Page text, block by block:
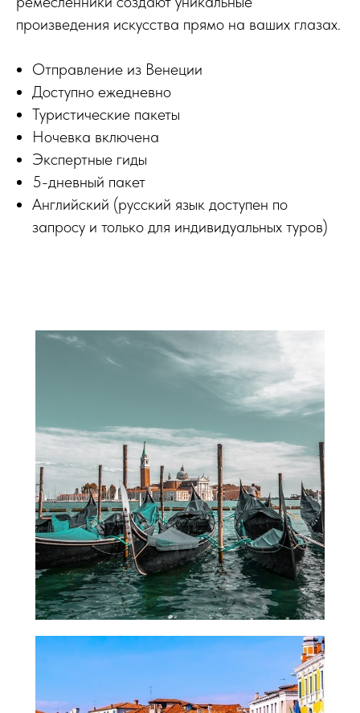
произведения искусства прямо на ваших глазах.
Отправление из Венеции
Доступно ежедневно
Туристические пакеты
Ночевка включена
Экспертные гиды
5-дневный пакет
Английский (русский язык доступен по
запросу и только для индивидуальных туров)